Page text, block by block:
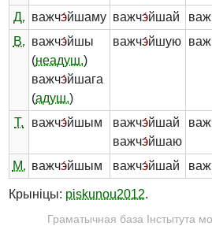
Д. важчэ́йшаму важчэ́йшай
В. важчэ́йшы
(неадуш.)
важчэ́йшага
(адуш.)
важчэ́йшую
Т.
важчэ́йшым важчэ́йшай
важчэ́йшаю
М. важчэ́йшым важчэ́йшай
Крыніцы: piskunou2012.
Граматычная база Інстытута